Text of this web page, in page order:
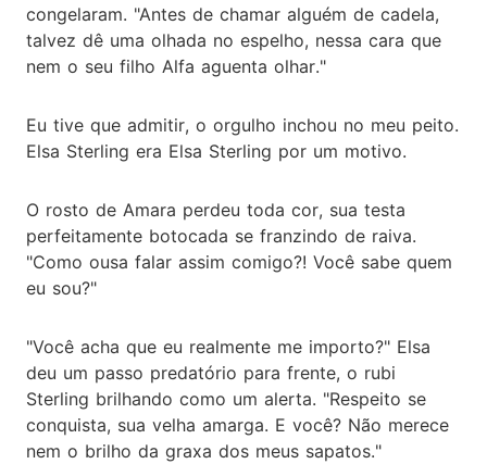
congelaram. "Antes de chamar alguém de cadela,
talvez dê uma olhada no espelho, nessa cara que
nem o seu filho Alfa aguenta olhar."
Eu tive que admitir, o orgulho inchou no meu peito.
Elsa Sterling era Elsa Sterling por um motivo.
O rosto de Amara perdeu toda cor, sua testa
perfeitamente botocada se franzindo de raiva.
"Como ousa falar assim comigo?! Você sabe quem
eu sou?"
"Você acha que eu realmente me importo?" Elsa
deu um passo predatório para frente, o rubi
Sterling brilhando como um alerta. "Respeito se
conquista, sua velha amarga. E você? Não merece
nem o brilho da graxa dos meus sapatos."